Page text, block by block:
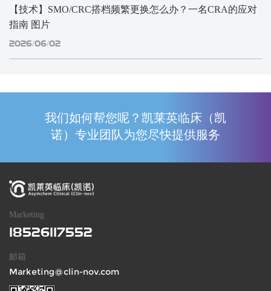
【技术】SMO/CRC搭档频繁更换怎么办？一名CRA的应对
指南 图片
2026/06/02
我们如何帮您呢？凯莱英临床（凯
诺）专业团队为您尽快提供服务
Marketing
18526117552
邮箱
Marketing@clin-nov.com